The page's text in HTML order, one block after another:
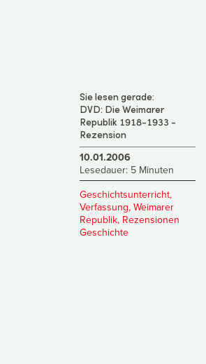
Sie lesen gerade:
DVD: Die Weimarer
Republik 1918-1933 -
Rezension
10.01.2006
Lesedauer: 5 Minuten
Geschichtsunterricht,
Verfassung, Weimarer
Republik, Rezensionen
Geschichte